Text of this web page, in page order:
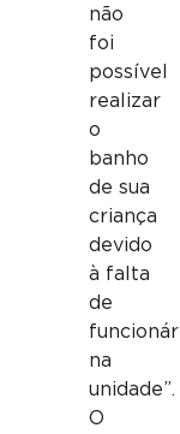
não
foi
possível
realizar
o
banho
de sua
criança
devido
à falta
de
na
unidade”.
O